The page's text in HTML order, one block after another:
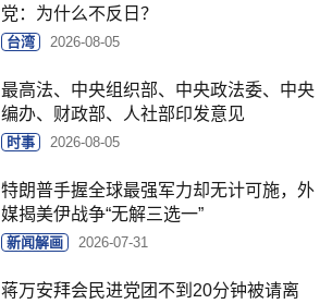
党：为什么不反日？
台湾 2026-08-05
最高法、中央组织部、中央政法委、中央
编办、财政部、人社部印发意见
时事 2026-08-05
特朗普手握全球最强军力却无计可施，外
媒揭美伊战争“无解三选一”
新闻解画 2026-07-31
蒋万安拜会民进党团不到20分钟被请离